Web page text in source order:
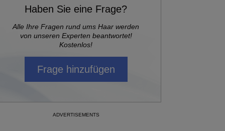
Haben Sie eine Frage?
Alle Ihre Fragen rund ums Haar werden
von unseren Experten beantwortet!
Kostenlos!
Frage hinzufügen